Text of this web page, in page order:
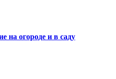
на огороде и в саду